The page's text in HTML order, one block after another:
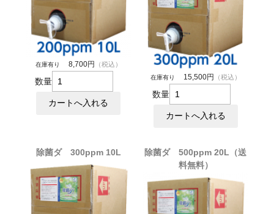
在庫有り 8,700円 （税込）
数量 在庫有り 15,500円 （税込）
数量
除菌ダ 300ppm 10L
除菌ダ 500ppm 20L（送
料無料）